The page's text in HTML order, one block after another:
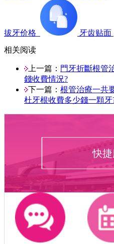
拔牙价格
牙齿贴面
相关阅读
上一篇： 門牙折斷根管
錢收費情況?
下一篇： 根管治療一共
杜牙根收費多少錢一顆牙
快